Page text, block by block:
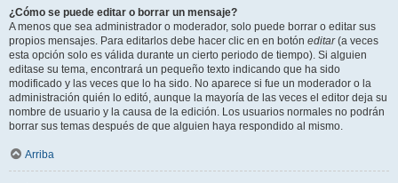
¿Cómo se puede editar o borrar un mensaje?
A menos que sea administrador o moderador, solo puede borrar o editar sus
propios mensajes. Para editarlos debe hacer clic en en botón editar(a veces
esta opción solo es válida durante un cierto periodo de tiempo). Si alguien
editase su tema, encontrará un pequeño texto indicando que ha sido
modificado y las veces que lo ha sido. No aparece si fue un moderador o la
administración quién lo editó, aunque la mayoría de las veces el editor deja su
nombre de usuario y la causa de la edición. Los usuarios normales no podrán
borrar sus temas después de que alguien haya respondido al mismo.
Arriba